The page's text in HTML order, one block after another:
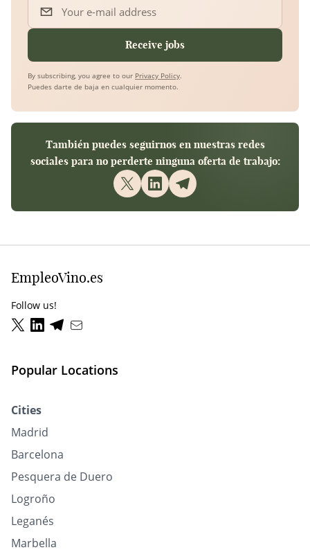
Your e-mail address
Receive jobs
By subscribing, you agree to our Privacy Policy.
Puedes darte de baja en cualquier momento.
También puedes seguirnos en nuestras redes
sociales para no perderte ninguna oferta de trabajo:
EmpleoVino.es
Follow us!
Popular Locations
Cities
Madrid
Barcelona
Pesquera de Duero
Logroño
Leganés
Marbella